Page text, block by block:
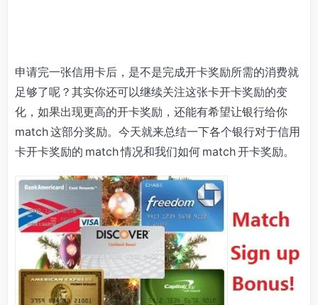
申请完一张信用卡后，是不是完成开卡奖励所需的消费就
足够了呢？其实你还可以继续关注这张卡开卡奖励的变
化，如果出现更高的开卡奖励，还能有希望让银行给你
match 这部分奖励。今天就来总结一下各个银行对于信用
卡开卡奖励的 match 情况和我们如何 match 开卡奖励。